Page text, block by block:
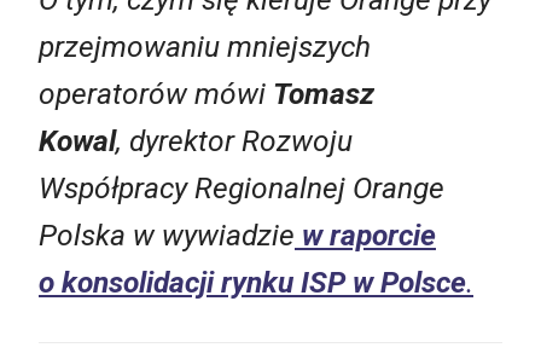
przejmowaniu mniejszych
operatorów mówi Tomasz
Kowal, dyrektor Rozwoju
Współpracy Regionalnej Orange
Polska w wywiadzie w raporcie
o konsolidacji rynku ISP w Polsce.